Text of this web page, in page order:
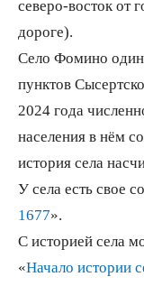
северо-восток от
дороге).
Село Фомино
пунктов
2024 года
населения в нём
история села
У села есть свое
1677».
С историей села
«Начало истории